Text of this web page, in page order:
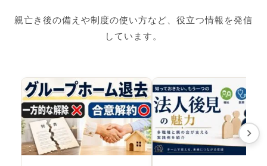
親亡き後の備えや制度の使い方など、役立つ情報を発信
しています。